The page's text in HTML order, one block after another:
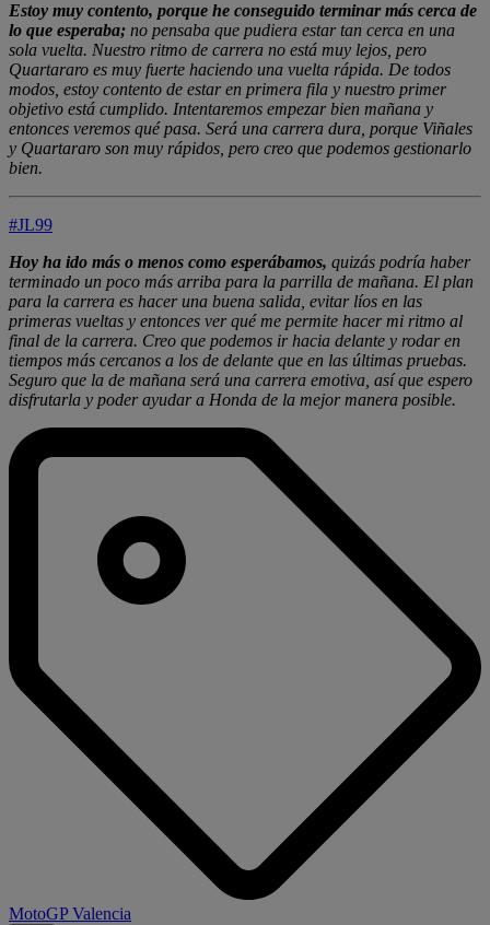
Estoy muy contento, porque he conseguido terminar más cerca de
lo que esperaba; no pensaba que pudiera estar tan cerca en una
sola vuelta. Nuestro ritmo de carrera no está muy lejos, pero
Quartararo es muy fuerte haciendo una vuelta rápida. De todos
modos, estoy contento de estar en primera fila y nuestro primer
objetivo está cumplido. Intentaremos empezar bien mañana y
entonces veremos qué pasa. Será una carrera dura, porque Viñales
y Quartararo son muy rápidos, pero creo que podemos gestionarlo
bien.
#JL99
Hoy ha ido más o menos como esperábamos, quizás podría haber
terminado un poco más arriba para la parrilla de mañana. El plan
para la carrera es hacer una buena salida, evitar líos en las
primeras vueltas y entonces ver qué me permite hacer mi ritmo al
final de la carrera. Creo que podemos ir hacia delante y rodar en
tiempos más cercanos a los de delante que en las últimas pruebas.
Seguro que la de mañana será una carrera emotiva, así que espero
disfrutarla y poder ayudar a Honda de la mejor manera posible.
MotoGP Valencia